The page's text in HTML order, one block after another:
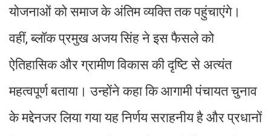
योजनाओं को समाज के अंतिम व्यक्ति तक पहुंचाएंगे।
वहीं, ब्लॉक प्रमुख अजय सिंह ने इस फैसले को
ऐतिहासिक और ग्रामीण विकास की दृष्टि से अत्यंत
महत्वपूर्ण बताया। उन्होंने कहा कि आगामी पंचायत चुनाव
के मद्देनजर लिया गया यह निर्णय सराहनीय है और प्रधानों